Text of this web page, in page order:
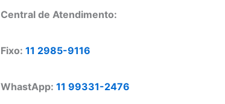
Central de Atendimento:
Fixo: 11 2985-9116
WhastApp: 11 99331-2476